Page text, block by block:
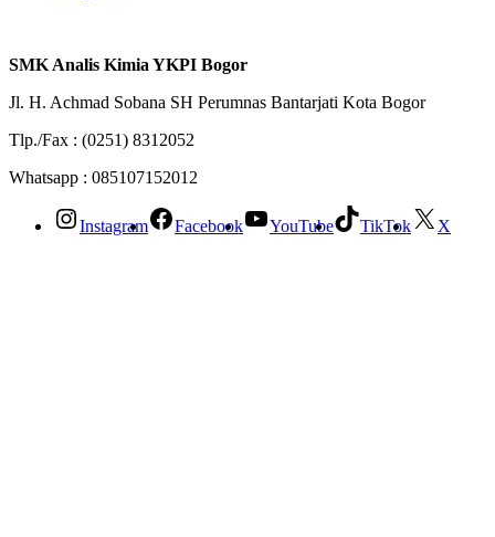
SMK Analis Kimia YKPI Bogor
Jl. H. Achmad Sobana SH Perumnas Bantarjati Kota Bogor
Tlp./Fax : (0251) 8312052
Whatsapp : 085107152012
Instagram Facebook YouTube TikTok X